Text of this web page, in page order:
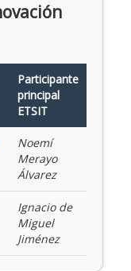
Participante
principal
ETSIT
Noemí
Merayo
Álvarez
Ignacio de
Miguel
Jiménez